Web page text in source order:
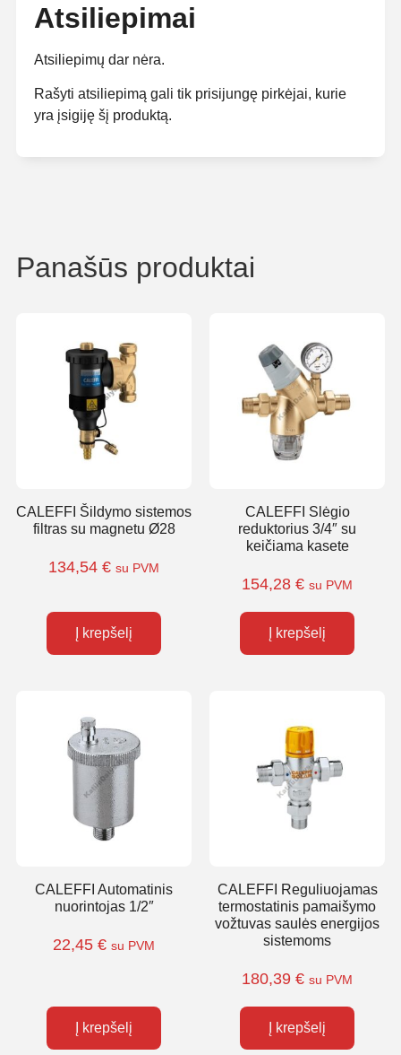
Atsiliepimai
Atsiliepimų dar nėra.
Rašyti atsiliepimą gali tik prisijungę pirkėjai, kurie
yra įsigiję šį produktą.
Panašūs produktai
CALEFFI Šildymo sistemos
filtras su magnetu Ø28
134,54 € su PVM
Į krepšelį
CALEFFI Slėgio
reduktorius 3/4″ su
keičiama kasete
154,28 € su PVM
Į krepšelį
CALEFFI Automatinis
nuorintojas 1/2″
22,45 € su PVM
Į krepšelį
CALEFFI Reguliuojamas
termostatinis pamaišymo
vožtuvas saulės energijos
sistemoms
180,39 € su PVM
Į krepšelį